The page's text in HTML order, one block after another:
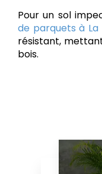
Pour un sol
de parquets à La
résistant,
bois.